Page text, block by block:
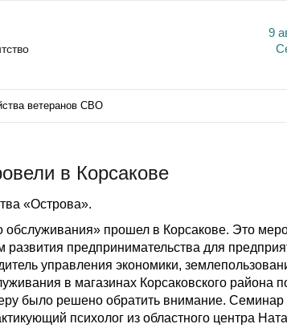
9
ветеранов СВО
в Корсакове
«Острова».
прошел в Корсакове. Это
предпринимательства для
управления экономики,
в магазинах Корсаковского района
было решено обратить внимание. Семинар
психолог из областного центра